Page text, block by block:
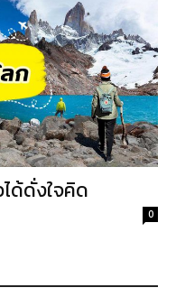
ด้ดั่งใจคิด
0